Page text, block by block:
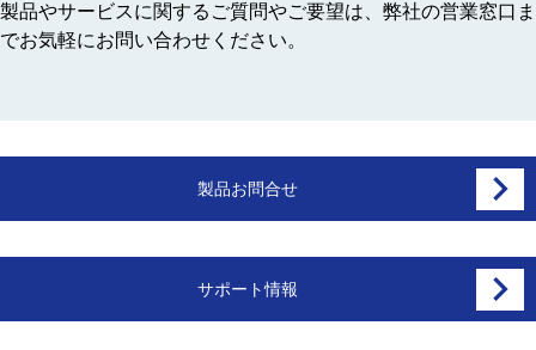
製品やサービスに関するご質問やご要望は、弊社の営業窓口ま
でお気軽にお問い合わせください。
製品お問合せ
サポート情報